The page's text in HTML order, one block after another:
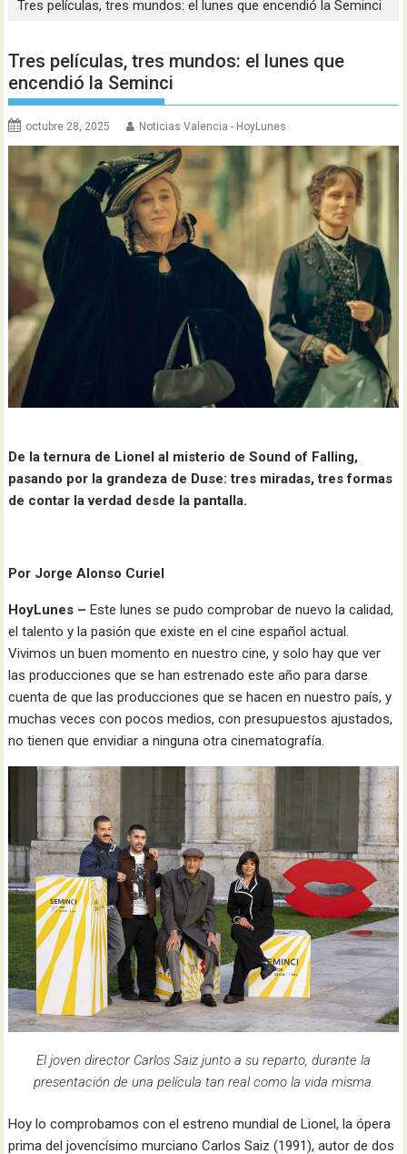
Tres películas, tres mundos: el lunes que encendió la Seminci
Tres películas, tres mundos: el lunes que
encendió la Seminci
octubre 28, 2025 Noticias Valencia - HoyLunes
De la ternura de Lionel al misterio de Sound of Falling,
pasando por la grandeza de Duse: tres miradas, tres formas
de contar la verdad desde la pantalla.
Por Jorge Alonso Curiel
HoyLunes –Este lunes se pudo comprobar de nuevo la calidad,
el talento y la pasión que existe en el cine español actual.
Vivimos un buen momento en nuestro cine, y solo hay que ver
las producciones que se han estrenado este año para darse
cuenta de que las producciones que se hacen en nuestro país, y
muchas veces con pocos medios, con presupuestos ajustados,
no tienen que envidiar a ninguna otra cinematografía.
El joven director Carlos Saiz junto a su reparto, durante la
presentación de una película tan real como la vida misma.
Hoy lo comprobamos con el estreno mundial de Lionel, la ópera
prima del jovencísimo murciano Carlos Saiz (1991), autor de dos